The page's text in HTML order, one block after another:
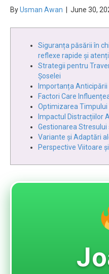
ByUsman Awan June 30,
Siguranța păsării în
reflexe rapide și
Strategii pentru
Șoselei
Importanța Anticipării
Factori Care
Optimizarea Timpului
Impactul Distracțiilor
Gestionarea Stresului
Variante și Adaptări
Perspective Viitoare